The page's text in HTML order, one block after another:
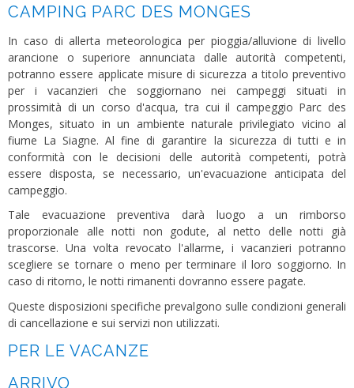
CAMPING PARC DES MONGES
In caso di allerta meteorologica per pioggia/alluvione di livello
arancione o superiore annunciata dalle autorità competenti,
potranno essere applicate misure di sicurezza a titolo preventivo
per i vacanzieri che soggiornano nei campeggi situati in
prossimità di un corso d'acqua, tra cui il campeggio Parc des
Monges, situato in un ambiente naturale privilegiato vicino al
fiume La Siagne. Al fine di garantire la sicurezza di tutti e in
conformità con le decisioni delle autorità competenti, potrà
essere disposta, se necessario, un'evacuazione anticipata del
campeggio.
Tale evacuazione preventiva darà luogo a un rimborso
proporzionale alle notti non godute, al netto delle notti già
trascorse. Una volta revocato l'allarme, i vacanzieri potranno
scegliere se tornare o meno per terminare il loro soggiorno. In
caso di ritorno, le notti rimanenti dovranno essere pagate.
Queste disposizioni specifiche prevalgono sulle condizioni generali
di cancellazione e sui servizi non utilizzati.
PER LE VACANZE
ARRIVO